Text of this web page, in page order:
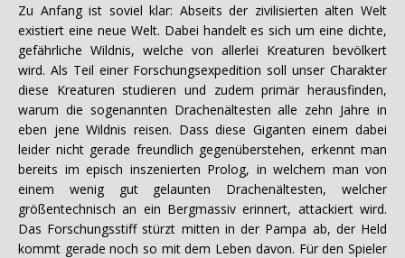
Zu Anfang ist soviel klar: Abseits der zivilisierten alten Welt
existiert eine neue Welt. Dabei handelt es sich um eine dichte,
gefährliche Wildnis, welche von allerlei Kreaturen bevölkert
wird. Als Teil einer Forschungsexpedition soll unser Charakter
diese Kreaturen studieren und zudem primär herausfinden,
warum die sogenannten Drachenältesten alle zehn Jahre in
eben jene Wildnis reisen. Dass diese Giganten einem dabei
leider nicht gerade freundlich gegenüberstehen, erkennt man
bereits im episch inszenierten Prolog, in welchem man von
einem wenig gut gelaunten Drachenältesten, welcher
größentechnisch an ein Bergmassiv erinnert, attackiert wird.
Das Forschungsstiff stürzt mitten in der Pampa ab, der Held
kommt gerade noch so mit dem Leben davon. Für den Spieler